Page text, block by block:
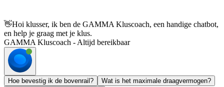
👋Hoi klusser, ik ben de GAMMA Kluscoach, een handige chatbot,
en help je graag met je klus.
GAMMA Kluscoach - Altijd bereikbaar
Hoe bevestig ik de bovenrail?
Wat is het maximale draagvermogen?